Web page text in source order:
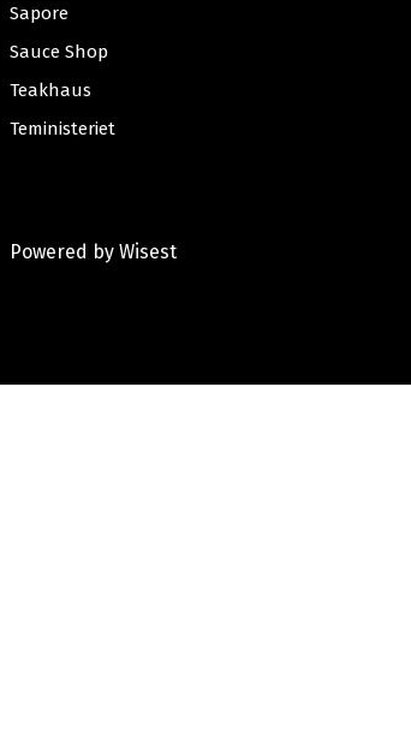
Sapore
Sauce Shop
Teakhaus
Teministeriet
Powered by Wisest